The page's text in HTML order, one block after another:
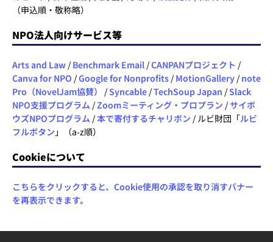
（申込順・敬称略）
NPO法人向けサービス等
Arts and Law / Benchmark Email /CANPANプロジェクト /
Canva for NPO /Google for Nonprofits / MotionGallery / note
Pro（NovelJam協賛）
/Syncable /TechSoup Japan /Slack
NPO支援プログラム /Zoomミーティング・プロプラン /サイボ
ウズNPOプログラム /本で寄付するチャリボン / ルビ財団「ルビ
フルボタン 」（a-z順）
Cookieについて
こちらをクリックすると、Cookie使用の承認を取り消すバナー
を再表示できます。